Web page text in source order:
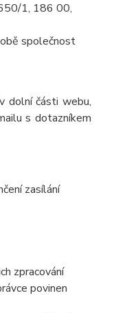
1, 186 00,
společnost
dolní části webu,
s dotazníkem
zasílání
zpracování
povinen